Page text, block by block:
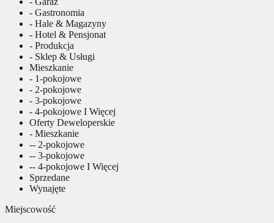
- Gastronomia
- Hale & Magazyny
- Hotel & Pensjonat
- Produkcja
- Sklep & Usługi
Mieszkanie
- 1-pokojowe
- 2-pokojowe
- 3-pokojowe
- 4-pokojowe I Więcej
Oferty Deweloperskie
- Mieszkanie
-- 2-pokojowe
-- 3-pokojowe
-- 4-pokojowe I Więcej
Sprzedane
Wynajęte
Miejscowość